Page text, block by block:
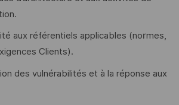
aux référentiels applicables (normes,
Clients).
des vulnérabilités et à la réponse aux